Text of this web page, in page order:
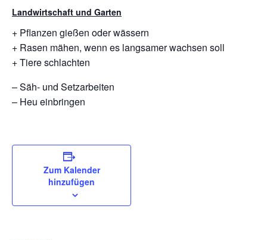
Landwirtschaft und Garten
+ Pflanzen gießen oder wässern
+ Rasen mähen, wenn es langsamer wachsen soll
+ Tiere schlachten
– Säh- und Setzarbeiten
– Heu einbringen
Zum Kalender
hinzufügen